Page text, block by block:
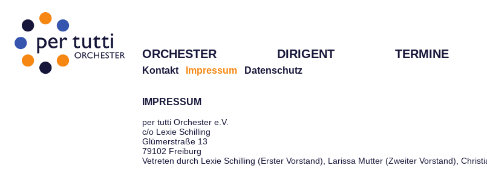
ORCHESTER DIRIGENT TERMINE
Kontakt Impressum Datenschutz
IMPRESSUM
per tutti Orchester e.V.
c/o Lexie Schilling
Glümerstraße 13
79102 Freiburg
Vetreten durch Lexie Schilling (Erster Vorstand), Larissa Mutter (Zweiter Vorstand),